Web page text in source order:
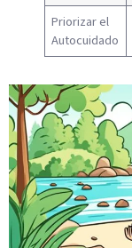
Priorizar el
Autocuidado